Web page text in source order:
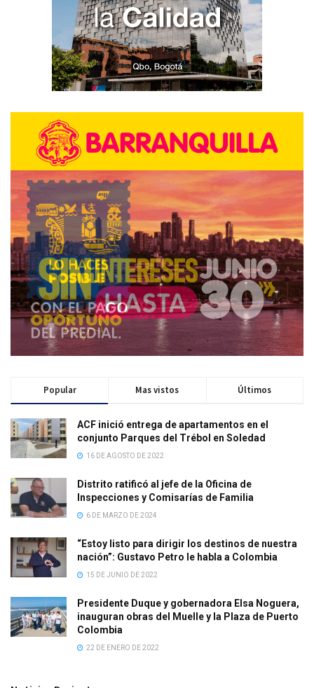
Popular Mas vistos Últimos
ACF inició entrega de apartamentos en el
conjunto Parques del Trébol en Soledad
16 DE AGOSTO DE 2022
Distrito ratificó al jefe de la Oficina de
Inspecciones y Comisarías de Familia
6 DE MARZO DE 2024
“Estoy listo para dirigir los destinos de nuestra
nación”: Gustavo Petro le habla a Colombia
15 DE JUNIO DE 2022
Presidente Duque y gobernadora Elsa Noguera,
inauguran obras del Muelle y la Plaza de Puerto
Colombia
22 DE ENERO DE 2022